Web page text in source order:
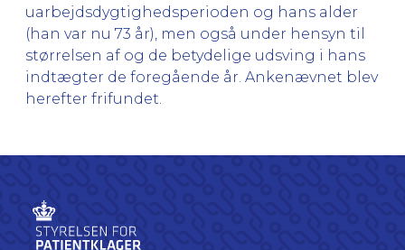
uarbejdsdygtighedsperioden og hans alder
(han var nu 73 år), men også under hensyn til
størrelsen af og de betydelige udsving i hans
indtægter de foregående år. Ankenævnet blev
herefter frifundet.